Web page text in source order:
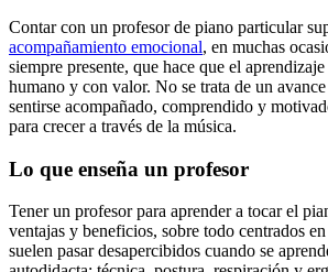
Contar con un profesor de piano particular
acompañamiento emocional, en muchas
siempre presente, que hace que el
humano y con valor. No se trata de un
sentirse acompañado, comprendido y
para crecer a través de la música.
Lo que enseña un profesor
Tener un profesor para aprender a tocar el
ventajas y beneficios, sobre todo centrados en
suelen pasar desapercibidos cuando se